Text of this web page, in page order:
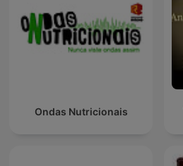
Ondas Nutricionais